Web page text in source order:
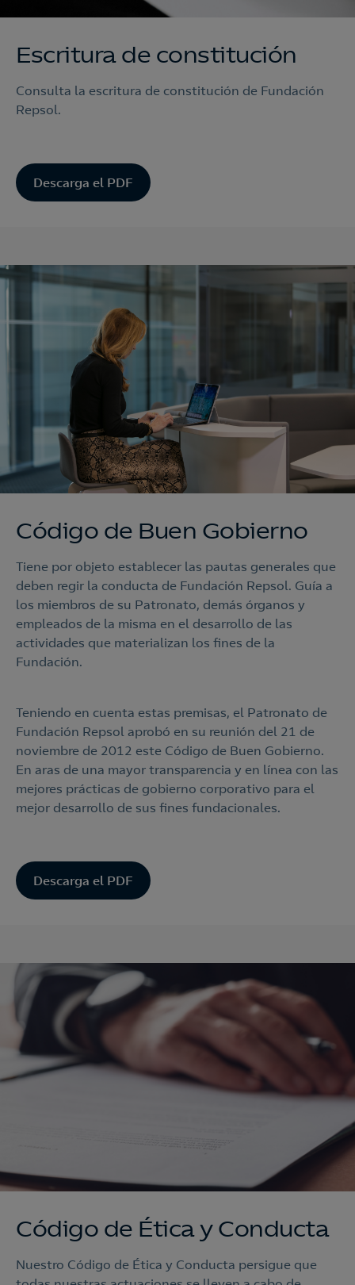
Escritura de constitución
Consulta la escritura de constitución de Fundación
Repsol.
Descarga el PDF
Código de Buen Gobierno
Tiene por objeto establecer las pautas generales que
deben regir la conducta de Fundación Repsol. Guía a
los miembros de su Patronato, demás órganos y
empleados de la misma en el desarrollo de las
actividades que materializan los fines de la
Fundación.
Teniendo en cuenta estas premisas, el Patronato de
Fundación Repsol aprobó en su reunión del 21 de
noviembre de 2012 este Código de Buen Gobierno.
En aras de una mayor transparencia y en línea con las
mejores prácticas de gobierno corporativo para el
mejor desarrollo de sus fines fundacionales.
Descarga el PDF
Código de Ética y Conducta
Nuestro Código de Ética y Conducta persigue que